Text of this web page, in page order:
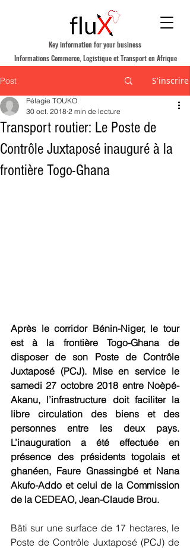
Informations Commerce, Logistique et Transport en Afrique
Key information for your business
Post S'inscrire
Transport routier: Le Poste de
Contrôle Juxtaposé inauguré à la
frontière Togo-Ghana
Pélagie TOUKO
30 oct. 2018 2 min de lecture
Après le corridor Bénin-Niger, le tour
est à la frontière Togo-Ghana de
disposer de son Poste de Contrôle
Juxtaposé (PCJ). Mise en service le
samedi 27 octobre 2018 entre Noèpé-
Akanu, l’infrastructure doit faciliter la
libre circulation des biens et des
personnes entre les deux pays.
L’inauguration a été effectuée en
présence des présidents togolais et
ghanéen, Faure Gnassingbé et Nana
Akufo-Addo et celui de la Commission
de la CEDEAO, Jean-Claude Brou.
Bâti sur une surface de 17 hectares, le
Poste de Contrôle Juxtaposé (PCJ) de